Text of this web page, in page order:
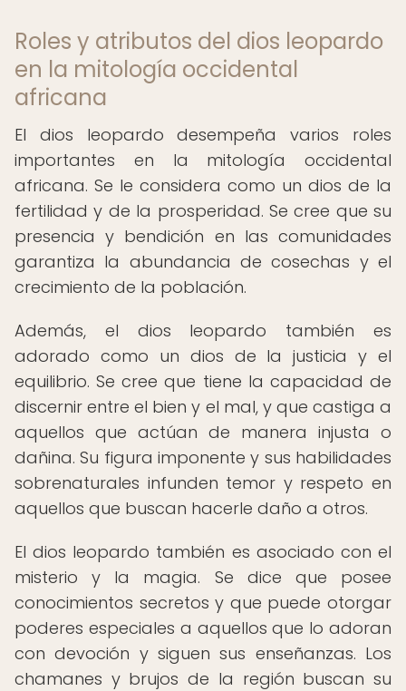
Roles y atributos del dios leopardo
en la mitología occidental
africana
El dios leopardo desempeña varios roles
importantes en la mitología occidental
africana. Se le considera como un dios de la
fertilidad y de la prosperidad. Se cree que su
presencia y bendición en las comunidades
garantiza la abundancia de cosechas y el
crecimiento de la población.
Además, el dios leopardo también es
adorado como un dios de la justicia y el
equilibrio. Se cree que tiene la capacidad de
discernir entre el bien y el mal, y que castiga a
aquellos que actúan de manera injusta o
dañina. Su figura imponente y sus habilidades
sobrenaturales infunden temor y respeto en
aquellos que buscan hacerle daño a otros.
El dios leopardo también es asociado con el
misterio y la magia. Se dice que posee
conocimientos secretos y que puede otorgar
poderes especiales a aquellos que lo adoran
con devoción y siguen sus enseñanzas. Los
chamanes y brujos de la región buscan su